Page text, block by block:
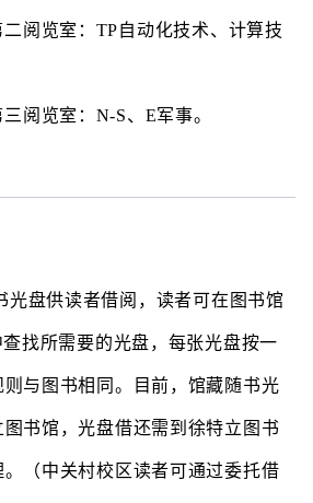
览室：TP自动化技术、计算技
览室：N-S、E军事。
盘供读者借阅，读者可在图书馆
查找所需要的光盘，每张光盘按一
与图书相同。目前，馆藏随书光
书馆，光盘借还需到徐特立图书
（中关村校区读者可通过委托借